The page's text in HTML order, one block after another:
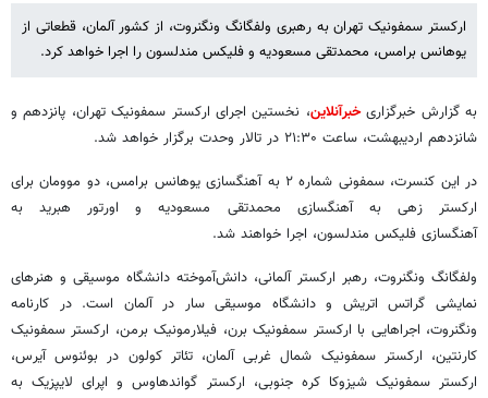
ارکستر سمفونیک تهران به رهبری ولفگانگ ونگنروت، از کشور آلمان، قطعاتی از
یوهانس برامس، محمدتقی مسعودیه و فلیکس مندلسون را اجرا خواهد کرد.
به گزارش خبرگزاریخبرآنلاین، نخستین اجرای ارکستر سمفونیک تهران، پانزدهم و
شانزدهم اردیبهشت، ساعت ۲۱:۳۰ در تالار وحدت برگزار خواهد شد.
در این کنسرت، سمفونی شماره ۲ به آهنگسازی یوهانس برامس، دو موومان برای
ارکستر زهی به آهنگسازی محمدتقی مسعودیه و اورتور هبرید به
آهنگسازی فلیکس مندلسون، اجرا خواهند شد.
ولفگانگ ونگنروت، رهبر ارکستر آلمانی، دانش‌آموخته دانشگاه موسیقی و هنرهای
نمایشی گراتس اتریش و دانشگاه موسیقی سار در آلمان است. در کارنامه
ونگنروت، اجراهایی با ارکستر سمفونیک برن، فیلارمونیک برمن، ارکستر سمفونیک
کارنتین، ارکستر سمفونیک شمال غربی آلمان، تئاتر کولون در بوئنوس آیرس،
ارکستر سمفونیک شیزوکا کره جنوبی، ارکستر گواندهاوس و اپرای لایپزیک به